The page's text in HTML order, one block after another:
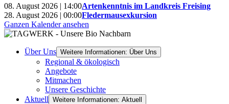
08. August 2026 | 14:00Artenkenntnis im Landkreis Freising
28. August 2026 | 00:00Fledermausexkursion
Ganzen Kalender ansehen
Über Uns Weitere Informationen: Über Uns
Regional & ökologisch
Angebote
Mitmachen
Unsere Geschichte
Aktuell Weitere Informationen: Aktuell